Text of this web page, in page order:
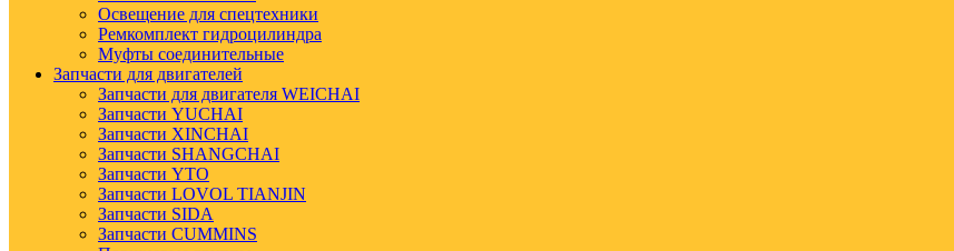
Освещение для спецтехники
Ремкомплект гидроцилиндра
Муфты соединительные
Запчасти для двигателей
Запчасти для двигателя WEICHAI
Запчасти YUCHAI
Запчасти XINCHAI
Запчасти SHANGCHAI
Запчасти YTO
Запчасти LOVOL TIANJIN
Запчасти SIDA
Запчасти CUMMINS